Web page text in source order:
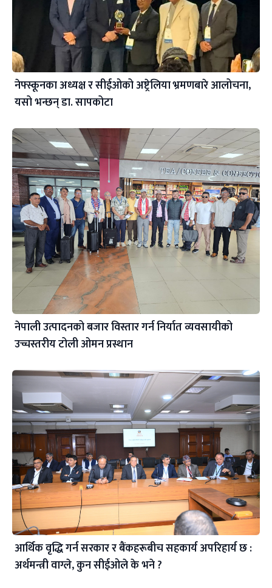
नेफ्स्कूनका अध्यक्ष र सीईओको अष्ट्रेलिया भ्रमणबारे आलोचना,
यसो भन्छन् डा‍. सापकोटा
नेपाली उत्पादनको बजार विस्तार गर्न निर्यात व्यवसायीको
उच्चस्तरीय टोली ओमन प्रस्थान
आर्थिक वृद्धि गर्न सरकार र बैंकहरूबीच सहकार्य अपरिहार्य छ :
अर्थमन्त्री वाग्ले, कुन सीईओले के भने ?